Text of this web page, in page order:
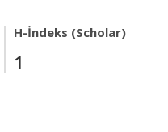
H-İndeks (Scholar)
1